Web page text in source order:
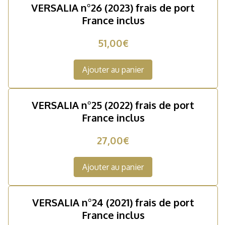
VERSALIA n°26 (2023) frais de port
France inclus
51,00€
Ajouter au panier
VERSALIA n°25 (2022) frais de port
France inclus
27,00€
Ajouter au panier
VERSALIA n°24 (2021) frais de port
France inclus